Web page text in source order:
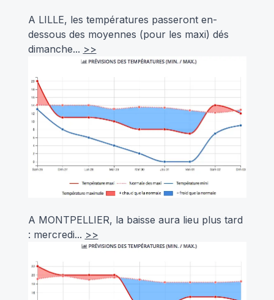
A LILLE, les températures passeront en-
dessous des moyennes (pour les maxi) dés
dimanche... >>
A MONTPELLIER, la baisse aura lieu plus tard
: mercredi... >>